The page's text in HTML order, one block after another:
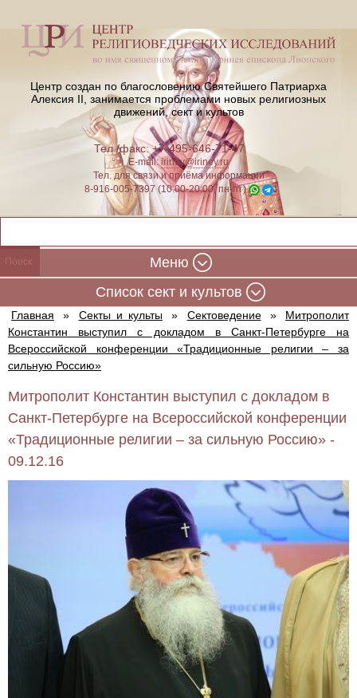
Центр создан по благословению Святейшего Патриарха
Алексия II, занимается проблемами новых религиозных
движений, сект и культов
Тел./факс: +7-495-646-71-47
E-mail:iriney@iriney.ru
Тел. для связи и приёма информации
8-916-005-7397 (10:00-20:00, пн-пт)
Меню
Cписок сект и культов
Главная » Секты и культы » Сектоведение »
Митрополит
Константин выступил с докладом в Санкт-Петербурге на
Всероссийской конференции «Традиционные религии – за
сильную Россию»
Митрополит Константин выступил с докладом в
Санкт-Петербурге на Всероссийской конференции
«Традиционные религии – за сильную Россию» -
09.12.16